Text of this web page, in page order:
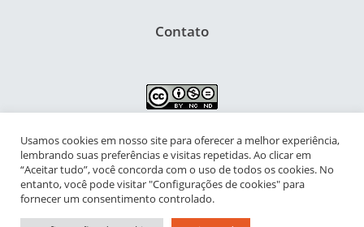
Contato
NIPIAC – Núcleo Interdisciplinar de Pesquisa para a Infância e
Adolescência Contemporâneas
Universidade Federal do Rio de Janeiro - Campus da Praia Vermelha
Av. Pasteur, 250 – Urca, Prédio da Decania do CFCH
Usamos cookies em nosso site para oferecer a melhor experiência,
lembrando suas preferências e visitas repetidas. Ao clicar em
“Aceitar tudo”, você concorda com o uso de todos os cookies. No
entanto, você pode visitar "Configurações de cookies" para
fornecer um consentimento controlado.